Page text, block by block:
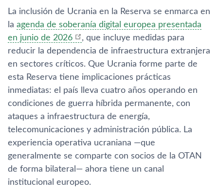
La inclusión de Ucrania en la Reserva se enmarca en
la agenda de soberanía digital europea presentada
en junio de 2026
, que incluye medidas para
reducir la dependencia de infraestructura extranjera
en sectores críticos. Que Ucrania forme parte de
esta Reserva tiene implicaciones prácticas
inmediatas: el país lleva cuatro años operando en
condiciones de guerra híbrida permanente, con
ataques a infraestructura de energía,
telecomunicaciones y administración pública. La
experiencia operativa ucraniana —que
generalmente se comparte con socios de la OTAN
de forma bilateral— ahora tiene un canal
institucional europeo.